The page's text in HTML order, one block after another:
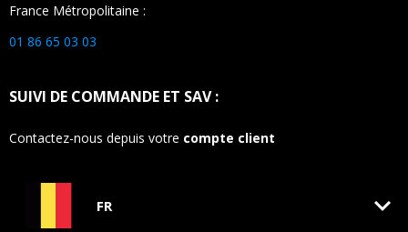
France Métropolitaine :
01 86 65 03 03
SUIVI DE COMMANDE ET SAV :
Contactez-nous depuis votre compte client
FR keyboard_arrow_down